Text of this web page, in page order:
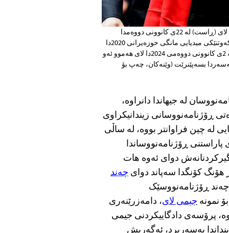
ڕۆبێرت پانگ (چەپ)، پارێزەری میدیاکاری لایەنگری دیموکراسی جیمی لای (ڕاست) لە 22ی کانوونی دووەمدا
دەگاتە دادگا لە هۆنگ کۆنگ، ئەو ڕۆژەی دادگا داواکارییەکی لای (لە چاوپێکەوتنێکی میدیایی مانگی حوزەیرانی 2020دا
نیشان دراوە) ڕەتکردەوە بۆ رەتکردنەوەی تۆمەتێک لەبارەى یاخیبوونی. لە 2ی کانوونی دووەمی 2024دا لای هەموو ئەو
بسەپێنرێت (وێنەکان، چەپ بۆ
لە جیهاندا دانراوە،
ڕۆژنامەنووسانی زیندانیکراوی
لە چین فراوانتر بووە، لە ساڵی
دوای ئەوە هات
کۆنگدا سەپاند دوایچەند
ڕۆژنامەنووسێک
نمونەجیمی لای، دامەزرێنەری
پرۆسەی دادگاییکردنی جیمی